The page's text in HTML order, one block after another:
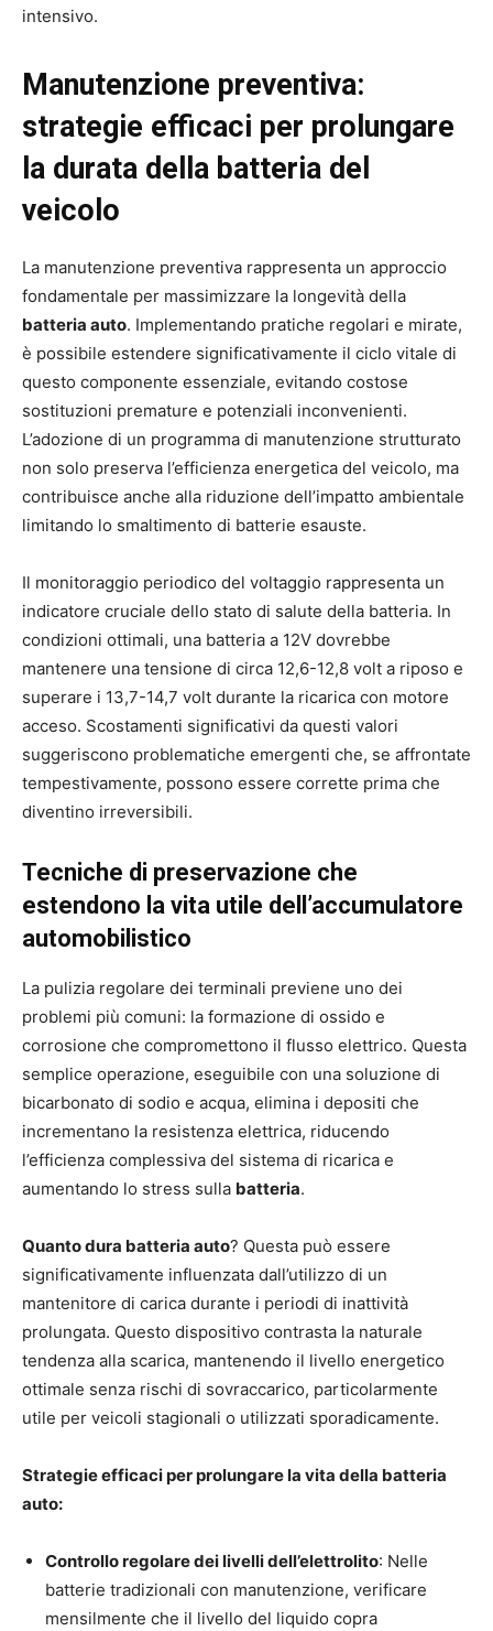
intensivo.
Manutenzione preventiva:
strategie efficaci per prolungare
la durata della batteria del
veicolo
La manutenzione preventiva rappresenta un approccio
fondamentale per massimizzare la longevità della
batteria auto. Implementando pratiche regolari e mirate,
è possibile estendere significativamente il ciclo vitale di
questo componente essenziale, evitando costose
sostituzioni premature e potenziali inconvenienti.
L’adozione di un programma di manutenzione strutturato
non solo preserva l’efficienza energetica del veicolo, ma
contribuisce anche alla riduzione dell’impatto ambientale
limitando lo smaltimento di batterie esauste.
Il monitoraggio periodico del voltaggio rappresenta un
indicatore cruciale dello stato di salute della batteria. In
condizioni ottimali, una batteria a 12V dovrebbe
mantenere una tensione di circa 12,6-12,8 volt a riposo e
superare i 13,7-14,7 volt durante la ricarica con motore
acceso. Scostamenti significativi da questi valori
suggeriscono problematiche emergenti che, se affrontate
tempestivamente, possono essere corrette prima che
diventino irreversibili.
Tecniche di preservazione che
estendono la vita utile dell’accumulatore
automobilistico
La pulizia regolare dei terminali previene uno dei
problemi più comuni: la formazione di ossido e
corrosione che compromettono il flusso elettrico. Questa
semplice operazione, eseguibile con una soluzione di
bicarbonato di sodio e acqua, elimina i depositi che
incrementano la resistenza elettrica, riducendo
l’efficienza complessiva del sistema di ricarica e
aumentando lo stress sulla batteria.
Quanto dura batteria auto? Questa può essere
significativamente influenzata dall’utilizzo di un
mantenitore di carica durante i periodi di inattività
prolungata. Questo dispositivo contrasta la naturale
tendenza alla scarica, mantenendo il livello energetico
ottimale senza rischi di sovraccarico, particolarmente
utile per veicoli stagionali o utilizzati sporadicamente.
Strategie efficaci per prolungare la vita della batteria
auto:
Controllo regolare dei livelli dell’elettrolito: Nelle
batterie tradizionali con manutenzione, verificare
mensilmente che il livello del liquido copra